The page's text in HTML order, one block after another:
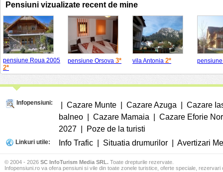
Pensiuni vizualizate recent de mine
pensiune Roua 2005
2*
pensiune Orsova 3* vila Antonia 2*
Infopensiuni: Cazare Munte Cazare Azuga
Cazare
balneo
Cazare Mamaia
Cazare Eforie
2027
Poze de la turisti
Linkuri utile: Info Trafic Situatia drumurilor Avertizari
© 2004 - 2026 SC InfoTurism Media SRL. Toate drepturile rezervate.
Infopensiuni.ro va ofera pensiuni si vile din toate zonele turistice, oferte speciale, rezervari